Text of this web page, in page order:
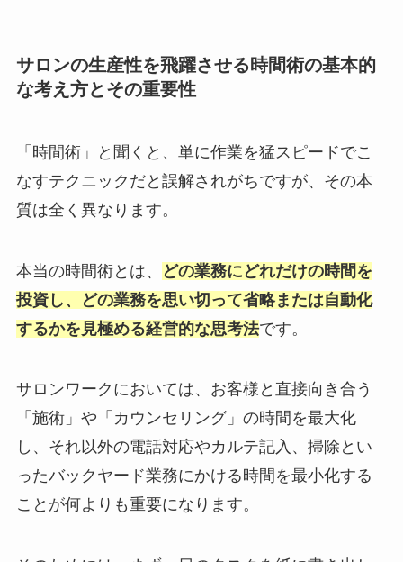
サロンの生産性を飛躍させる時間術の基本的
な考え方とその重要性
「時間術」と聞くと、単に作業を猛スピードでこ
なすテクニックだと誤解されがちですが、その本
質は全く異なります。
本当の時間術とは、
どの業務にどれだけの時間を
投資し、どの業務を思い切って省略または自動化
するかを見極める経営的な思考法です。
サロンワークにおいては、お客様と直接向き合う
「施術」や「カウンセリング」の時間を最大化
し、それ以外の電話対応やカルテ記入、掃除とい
ったバックヤード業務にかける時間を最小化する
ことが何よりも重要になります。